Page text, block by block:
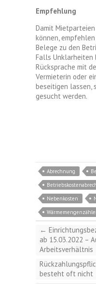
Empfehlung
Damit
können,
Belege zu den
Falls Unklarheiten
Rücksprache mit
Vermieterin oder
beseitigen
gesucht werden.
Abrechnung
Nebenkosten
←
ab 15.03.2022 –
Arbeitsverhältnis
besteht oft nicht